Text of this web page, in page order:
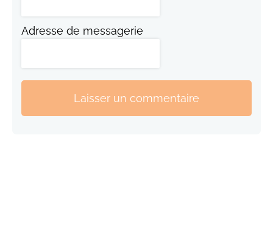
Adresse de messagerie
Laisser un commentaire